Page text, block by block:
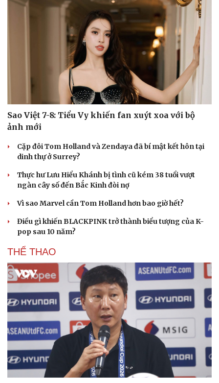
Cải chính
Sao Việt 7-8: Tiểu Vy khiến fan xuýt xoa với bộ
ảnh mới
Cặp đôi Tom Holland và Zendaya đã bí mật kết hôn tại
dinh thự ở Surrey?
Thực hư Lưu Hiểu Khánh bị tình cũ kém 38 tuổi vượt
ngàn cây số đến Bắc Kinh đòi nợ
Vì sao Marvel cần Tom Holland hơn bao giờ hết?
Điều gì khiến BLACKPINK trở thành biểu tượng của K-
pop sau 10 năm?
THỂ THAO